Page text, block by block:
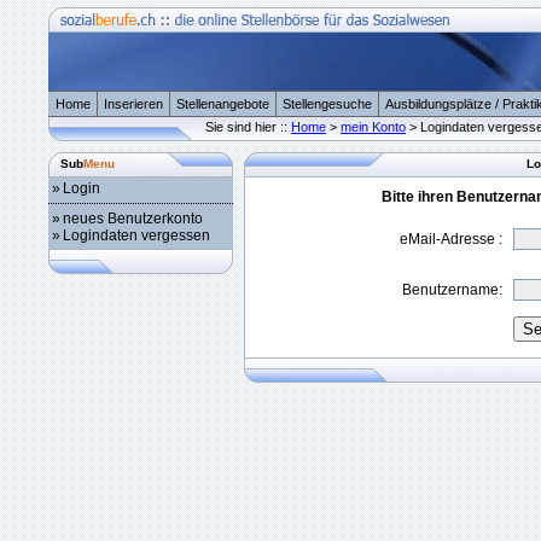
Home Inserieren Stellenangebote Stellengesuche
Ausbildungsplätze /
Sie sind hier :: Home > mein Konto > Logindaten
SubMenu
» Login
»neues Benutzerkonto
» Logindaten vergessen
Bitte ihren
eMail-Adresse :
Benutzername: